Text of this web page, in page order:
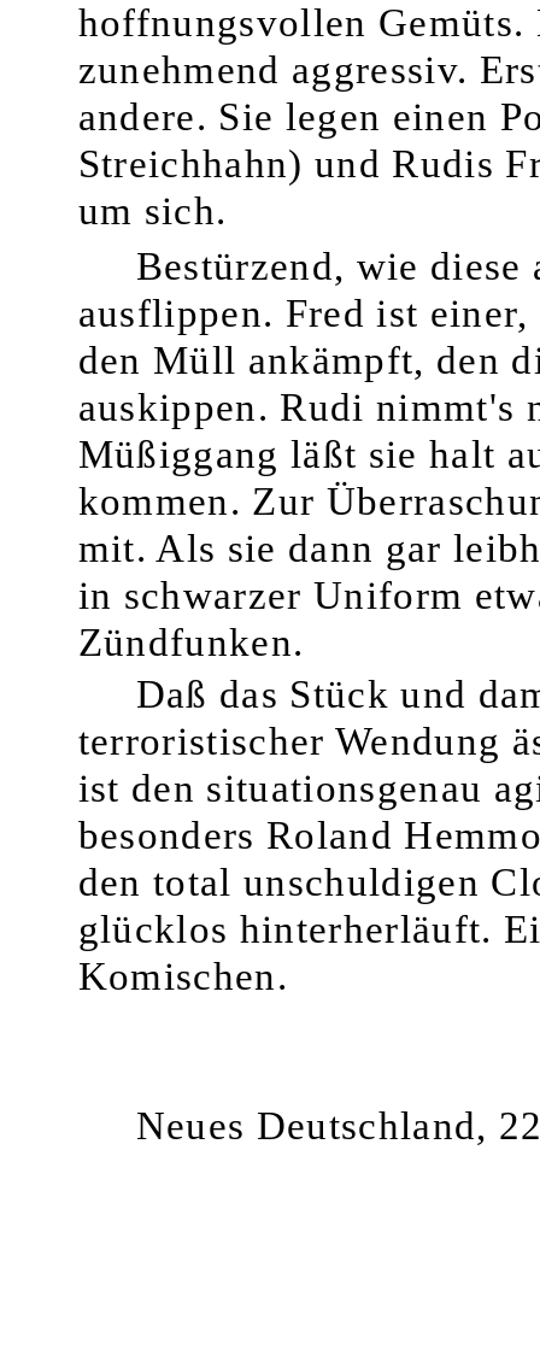
hoffnungsvollen Gemüts.
zunehmend aggressiv.
andere. Sie legen einen
Streichhahn) und Rudis
um sich.
Bestürzend, wie
ausflippen. Fred ist einer,
den Müll ankämpft, den
auskippen. Rudi nimmt's
Müßiggang läßt sie halt
kommen. Zur
mit. Als sie dann gar
in schwarzer Uniform
Zünd­funken.
Daß das Stück und
terroristischer Wendung
ist den situationsgenau
besonders Roland
den total unschuldigen
glücklos hinterherläuft.
Komischen.
Neues Deutschland,